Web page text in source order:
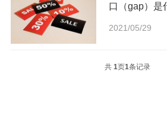
口（gap）是
2021/05/29
共 1页1条记录